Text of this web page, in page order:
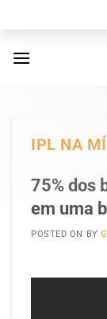
content
IPL NA
75% dos
em uma
POSTED ON BY